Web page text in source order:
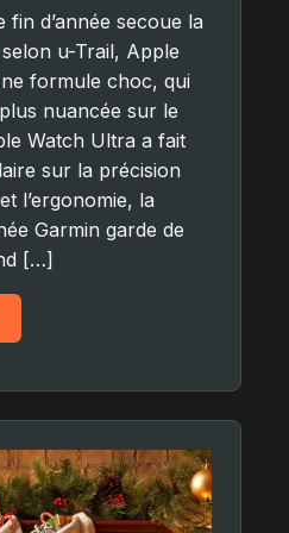
fin d’année secoue la
u-Trail, Apple
formule choc, qui
nuancée sur le
Watch Ultra a fait
sur la précision
l’ergonomie, la
Garmin garde de
[…]